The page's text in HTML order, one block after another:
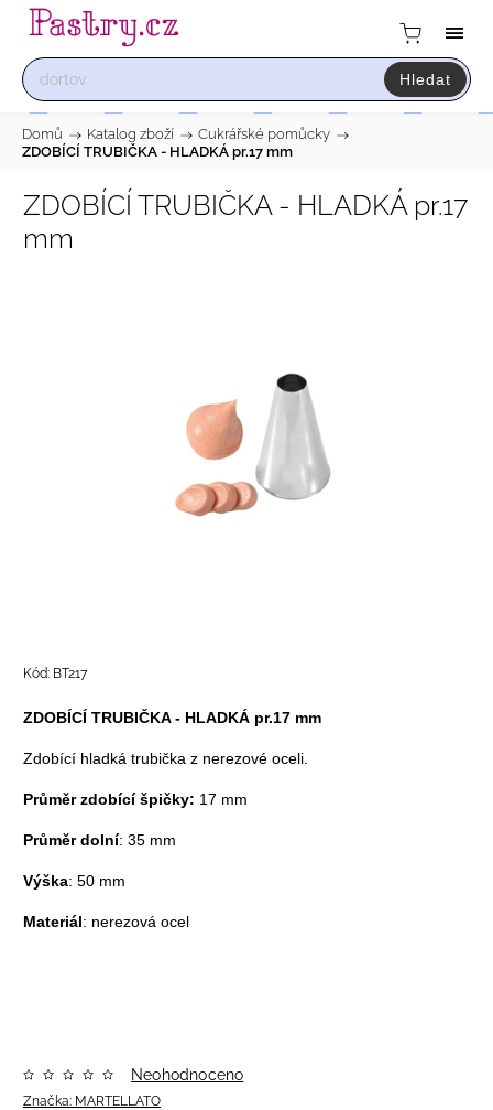
Hledat
Domů / Katalog zboží / Cukrářské pomůcky /
ZDOBÍCÍ TRUBIČKA - HLADKÁ pr.17 mm
ZDOBÍCÍ TRUBIČKA - HLADKÁ pr.17
mm
Kód: BT217
ZDOBÍCÍ TRUBIČKA - HLADKÁ pr.17 mm
Zdobící hladká trubička z nerezové oceli.
Průměr zdobící špičky: 17 mm
Průměr dolní: 35 mm
Výška: 50 mm
Materiál: nerezová ocel
Značka: MARTELLATO
Neohodnoceno